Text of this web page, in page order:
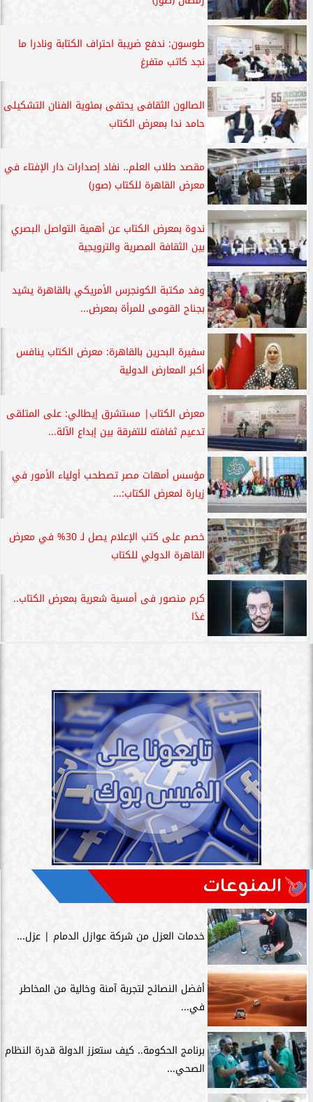
طوسون: ندفع ضريبة احتراف الكتابة ونادرا ما
نجد كاتب متفرغ
الصالون الثقافى يحتفى بمئوية الفنان التشكيلى
حامد ندا بمعرض الكتاب
مقصد طلاب العلم.. نفاد إصدارات دار الإفتاء في
معرض القاهرة للكتاب (صور)
ندوة بمعرض الكتاب عن أهمية التواصل البصري
بين الثقافة المصرية والترويجية
وفد مكتبة الكونجرس الأمريكي بالقاهرة يشيد
بجناح القومى للمرأة بمعرض...
سفيرة البحرين بالقاهرة: معرض الكتاب ينافس
أكبر المعارض الدولية
معرض الكتاب| مستشرق إيطالي: على المتلقى
تدعيم ثفافته للتفرقة بين إبداع الآلة...
مؤسس أمهات مصر تصطحب أولياء الأمور في
زيارة لمعرض الكتاب:...
خصم على كتب الإعلام يصل لـ 30% في معرض
القاهرة الدولي للكتاب
كرم منصور فى أمسية شعرية بمعرض الكتاب..
غدًا
المنوعات
خدمات العزل من شركة عوازل الدمام | عزل...
أفضل النصائح لتجربة آمنة وخالية من المخاطر
في...
برنامج الحكومة.. كيف ستعزز الدولة قدرة النظام
الصحي...